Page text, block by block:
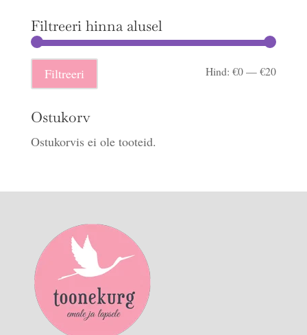
Filtreeri hinna alusel
Filtreeri Hind:€0—€20
Ostukorv
Ostukorvis ei ole tooteid.